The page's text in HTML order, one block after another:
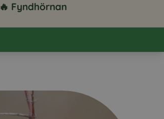
🔥 Fyndhörnan